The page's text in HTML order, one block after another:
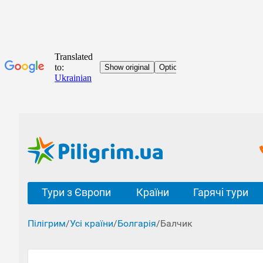
Тури з Європи Країни Гарячі тури
Пілігрим/Усі країни/Болгарія/Балчик